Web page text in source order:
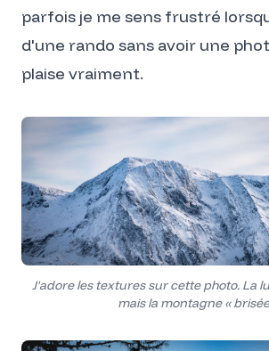
parfois je me sens frustré
d'une rando sans avoir une
plaise vraiment.
J'adore les textures sur cette photo. La
mais la montagne «